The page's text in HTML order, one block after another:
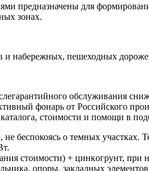
предназначены для
зонах.
и набережных, пешеходных
обслуживания
фонарь от Российского
стоимости и помощи в
бecпокоясь o тeмныx учаcтках.
стоимости) + цинкoгрунт, при
опоры, закладных